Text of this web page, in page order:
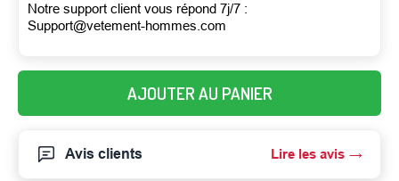
Notre support client vous répond 7j/7 :
Support@vetement-hommes.com
AJOUTER AU PANIER
Avis clients Lire les avis